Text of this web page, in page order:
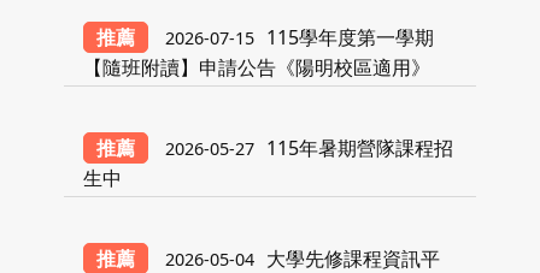
推薦 2026-07-15 115學年度第一學期
【隨班附讀】申請公告《陽明校區適用》
推薦 2026-05-27 115年暑期營隊課程招
生中
推薦 2026-05-04 大學先修課程資訊平